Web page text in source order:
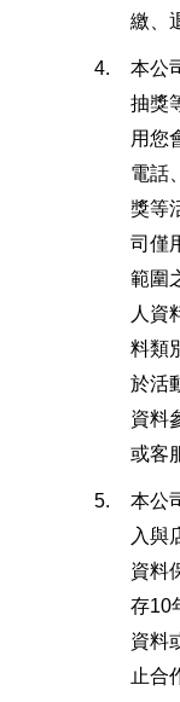
繳、
4.
本公
抽獎
用您
電話
獎等
司僅
範圍
人資
料類
於活
資料
或客
5.
本公
入與
資料
存10
資料
止合